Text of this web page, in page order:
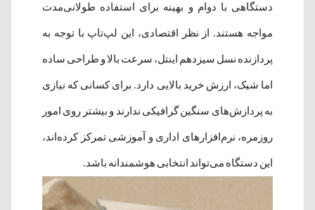
دستگاهی با دوام و بهینه برای استفاده طولانی‌مدت
مواجه هستند. از نظر اقتصادی، این لپ‌تاپ با توجه به
پردازنده نسل سیزدهم اینتل، سرعت بالا و طراحی ساده
اما شیک، ارزش خرید بالایی دارد. برای کسانی که نیازی
به پردازش‌های سنگین گرافیکی ندارند و بیشتر روی امور
روزمره، نرم‌افزارهای اداری و آموزشی تمرکز کرده‌اند،
این دستگاه می‌تواند انتخابی هوشمندانه باشد.